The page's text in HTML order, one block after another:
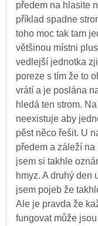
předem na hlasite
příklad spadne
toho moc tak tam
většinou místni
vedlejší jednotka
poreze s tím že to
vrátí a je poslána
hledá ten strom.
neexistuje aby
pěst něco řešit. U
předem a záleží
jsem si takhle
hmyz. A druhý den
jsem pojeb že
Ale je pravda že
fungovat může